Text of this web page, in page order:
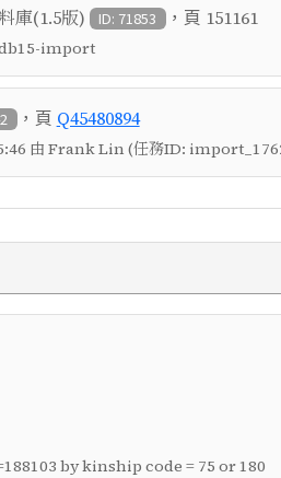
庫(1.5版) ID: 71853 ，頁 151161
import
，頁 Q45480894
由 Frank Lin (任務ID:
by kinship code = 75 or 180